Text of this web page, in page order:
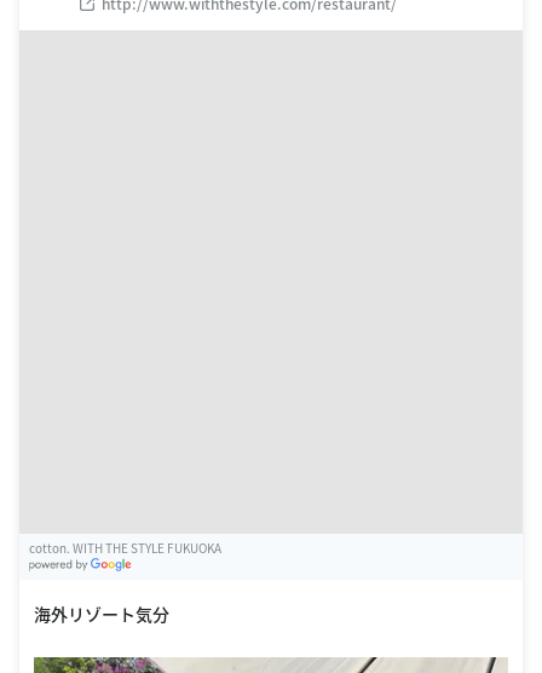
cotton. WITH THE STYLE FUKUOKA
海外リゾート気分